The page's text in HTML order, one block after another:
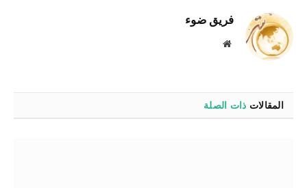
فريق ضوء
موقع
المقالات ذات الصلة